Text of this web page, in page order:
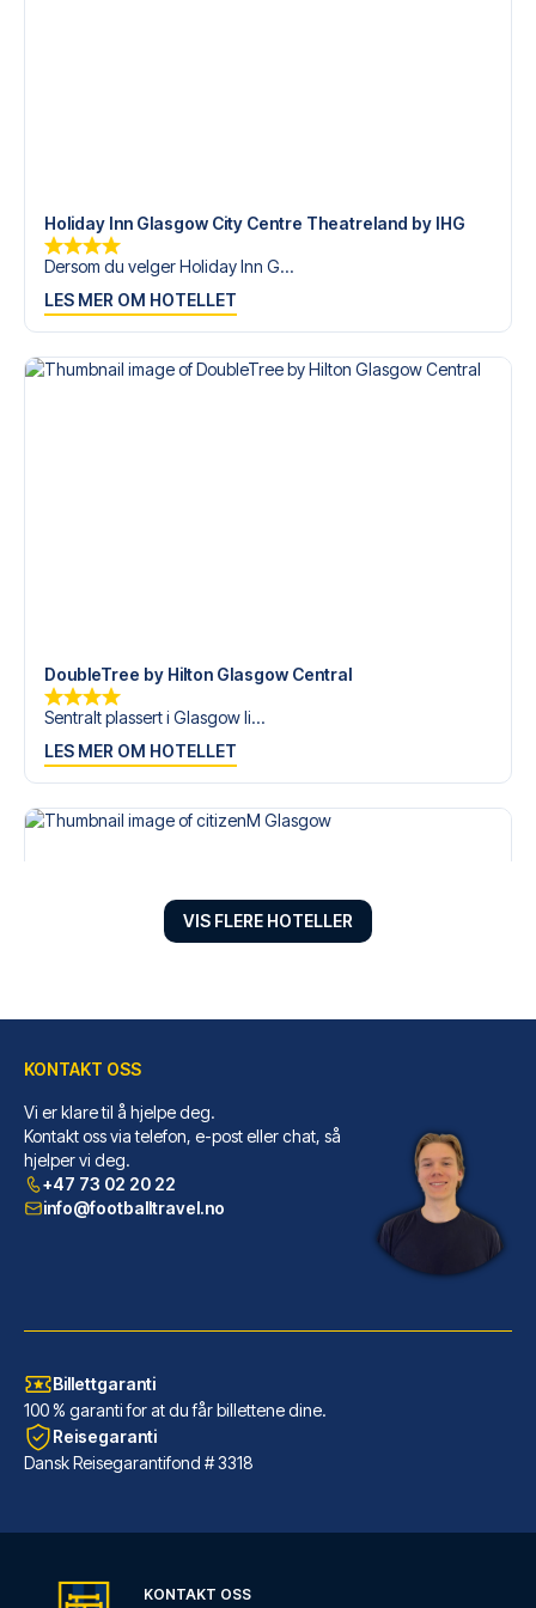
Holiday Inn Glasgow City Centre Theatreland by IHG
Dersom du velger Holiday Inn G...
LES MER OM HOTELLET
DoubleTree by Hilton Glasgow Central
Sentralt plassert i Glasgow li...
LES MER OM HOTELLET
citizenM Glasgow
Du vil bo svært sentralt i Gla...
LES MER OM HOTELLET
Maldron Hotel Glasgow City
VIS FLERE HOTELLER
KONTAKT OSS
Vi er klare til å hjelpe deg.
Kontakt oss via telefon, e-post eller chat, så
hjelper vi deg.
+47 73 02 20 22
info@footballtravel.no
Billettgaranti
100 % garanti for at du får billettene dine.
Reisegaranti
Dansk Reisegarantifond # 3318
KONTAKT OSS